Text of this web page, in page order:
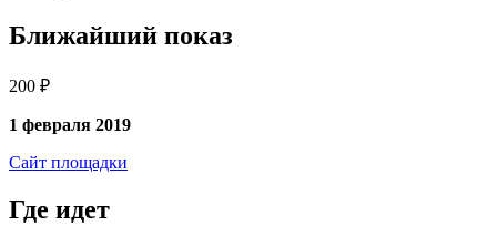
Ближайший показ
200 ₽
1 февраля 2019
Сайт площадки
Где идет